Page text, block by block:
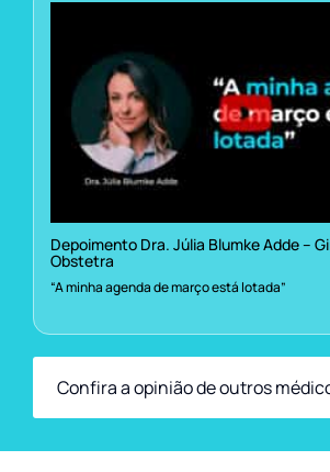
Depoimento Dra. Júlia Blumke Adde –
Obstetra
“A minha agenda de março está lotada”
Confira a opinião de outros